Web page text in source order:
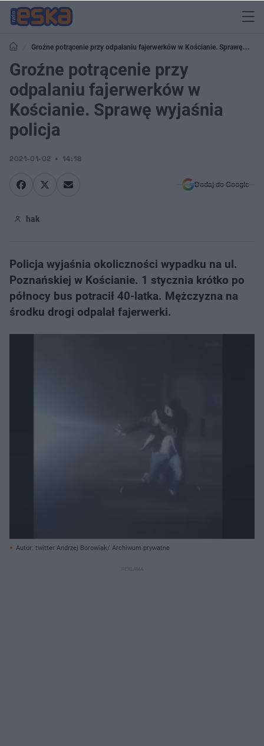
Groźne potrącenie przy odpalaniu fajerwerków w Kościanie. Sprawę
wyjaśnia policja
Groźne potrącenie przy
odpalaniu fajerwerków w
Kościanie. Sprawę wyjaśnia
policja
2021-01-02 14:18
Dodaj do Google
hak
Policja wyjaśnia okoliczności wypadku na ul.
Poznańskiej w Kościanie. 1 stycznia krótko po
północy bus potracił 40-latka. Mężczyzna na
środku drogi odpalał fajerwerki.
Autor: twitter Andrzej Borowiak/ Archiwum prywatne